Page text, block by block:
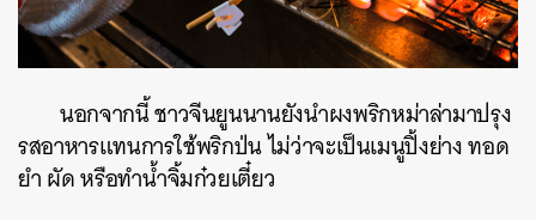
นอกจากนี้ ชาวจีนยูนนานยังนำผงพริกหม่าล่ามาปรุง
รสอาหารแทนการใช้พริกป่น ไม่ว่าจะเป็นเมนูปิ้งย่าง ทอด
ยำ ผัด หรือทำน้ำจิ้มก๋วยเตี๋ยว